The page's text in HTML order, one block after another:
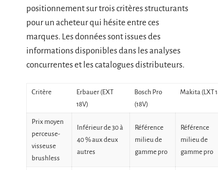
positionnement sur trois critères structurants
pour un acheteur qui hésite entre ces
marques. Les données sont issues des
informations disponibles dans les analyses
concurrentes et les catalogues distributeurs.
Critère
Erbauer (EXT
18V)
Bosch Pro
(18V)
Makita (LXT
Prix moyen
perceuse-
visseuse
brushless
Inférieur de 30 à
40 % aux deux
autres
Référence
milieu de
gamme pro
Référence
milieu de
gamme pro